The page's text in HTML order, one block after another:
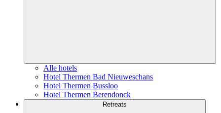
Alle hotels
Hotel Thermen Bad Nieuweschans
Hotel Thermen Bussloo
Hotel Thermen Berendonck
Retreats